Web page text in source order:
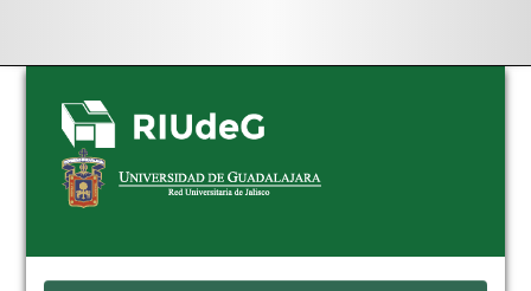
Skip
navigation